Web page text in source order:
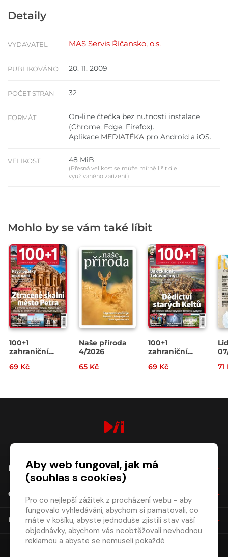
Detaily
VYDAVATEL MAS Servis Říčansko, o.s.
PUBLIKOVÁNO 20. 11. 2009
POČET STRAN 32
FORMÁT
On-line čtečka bez nutnosti instalace
(Chrome, Edge, Firefox).
Aplikace MEDIATÉKA pro Android a iOS.
VELIKOST 48 MiB
(Přesná velikost se může mírně lišit dle
využívaného zařízení.)
Mohlo by se vám také líbit
100+1
zahraniční
14/2026
69 Kč
Naše příroda
4/2026
65 Kč
100+1
zahraniční
13/2026
69 Kč
71
NÁKUP
O SPOLEČNOSTI
KONTAKT
Aby web fungoval, jak má
(souhlas s cookies)
Pro co nejlepší zážitek z procházení webu - aby
fungovalo vyhledávání, abychom si pamatovali, co
máte v košíku, abyste jednoduše zjistili stav vaší
objednávky, abychom vás neobtěžovali nevhodnou
reklamou a abyste se nemuseli pokaždé